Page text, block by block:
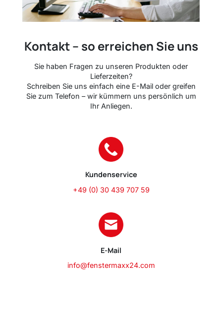
Kontakt – so erreichen Sie uns
Sie haben Fragen zu unseren Produkten oder
Lieferzeiten?
Schreiben Sie uns einfach eine E-Mail oder greifen
Sie zum Telefon – wir kümmern uns persönlich um
Ihr Anliegen.
Kundenservice
+49 (0) 30 439 707 59
E-Mail
info@fenstermaxx24.com